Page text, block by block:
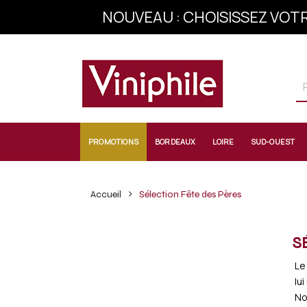
NOUVEAU : CHOISISSEZ
PROMOTIONS BORDEAUX LOIRE SUD-OUEST
Accueil Sélection Fête des Pères